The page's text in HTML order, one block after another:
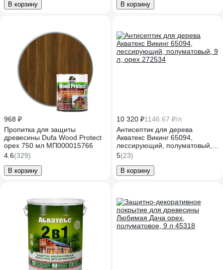
В корзину В корзину
968 ₽
Пропитка для защиты
древесины Dufa Wood Protect
орех 750 мл МП000015766
4.6(329)
В корзину
10 320 ₽1146.67 ₽/л
Антисептик для дерева
Акватекс Викинг 65094,
лессирующий, полуматовый, 9
л, орех 272534
5(23)
В корзину